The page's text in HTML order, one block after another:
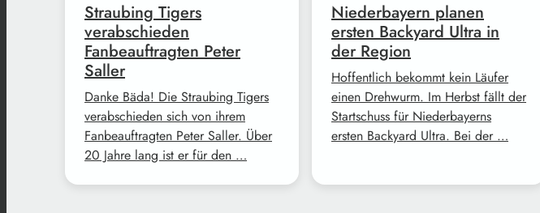
Straubing Tigers
verabschieden
Fanbeauftragten Peter
Saller
Danke Bäda! Die Straubing Tigers
verabschieden sich von ihrem
Fanbeauftragten Peter Saller. Über
20 Jahre lang ist er für den …
Niederbayern planen
ersten Backyard Ultra in
der Region
Hoffentlich bekommt kein Läufer
einen Drehwurm. Im Herbst fällt der
Startschuss für Niederbayerns
ersten Backyard Ultra. Bei der …